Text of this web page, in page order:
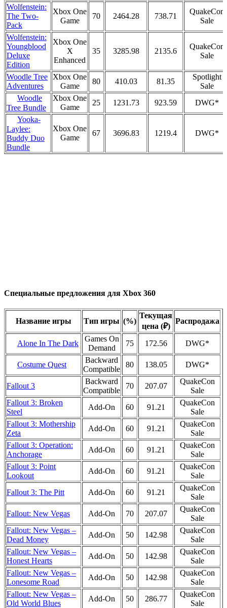
Wolfenstein:
The Two-
Pack
Xbox One
Game
70 2464.28 738.71
QuakeCon
Sale
Wolfenstein:
Youngblood
Deluxe
Edition
Xbox One
X
Enhanced
35 3285.98 2135.6
QuakeCon
Sale
Woodle Tree
Adventures
Xbox One
Game
80 410.03 81.35
Spotlight
Sale
Woodle
Tree Bundle
Xbox One
Game
25 1231.73 923.59
DWG*
Yooka-
Laylee:
Buddy Duo
Bundle
Xbox One
Game
67 3696.83 1219.4 DWG*
Специальные предложения для Xbox 360
Название игры Тип игры (%)
Текущая
цена (₽)
Распродажа
Alone In The Dark
Games On
Demand
75 172.56 DWG*
Costume Quest
Backward
Compatible
80 138.05 DWG*
Fallout 3
Backward
Compatible
70 207.07
QuakeCon
Sale
Fallout 3: Broken
Steel
Add-On 60 91.21
QuakeCon
Sale
Fallout 3: Mothership
Zeta
Add-On 60 91.21
QuakeCon
Sale
Fallout 3: Operation:
Anchorage
Add-On 60 91.21
QuakeCon
Sale
Fallout 3: Point
Lookout
Add-On 60 91.21
QuakeCon
Sale
Fallout 3: The Pitt
Add-On 60 91.21
QuakeCon
Sale
Fallout: New Vegas
Add-On 70 207.07
QuakeCon
Sale
Fallout: New Vegas –
Dead Money
Add-On 50 142.98
QuakeCon
Sale
Fallout: New Vegas –
Honest Hearts
Add-On 50 142.98
QuakeCon
Sale
Fallout: New Vegas –
Lonesome Road
Add-On 50 142.98
QuakeCon
Sale
Fallout: New Vegas –
Old World Blues
Add-On 50 286.77
QuakeCon
Sale